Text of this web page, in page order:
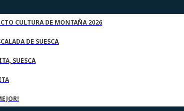
CULTURA DE MONTAÑA 2026
DE SUESCA
SUESCA